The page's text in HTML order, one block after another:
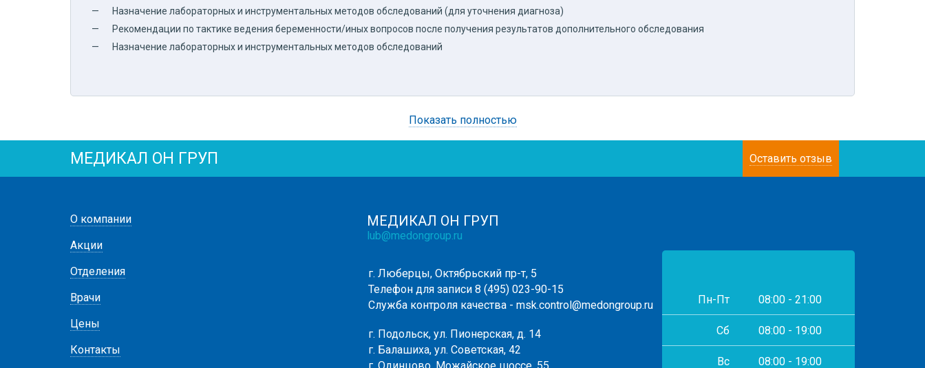
Назначение лабораторных и инструментальных методов обследований (для уточнения диагноза)
Рекомендации по тактике ведения беременности/иных вопросов после получения результатов дополнительного обследования
Назначение лабораторных и инструментальных методов обследований
Показать полностью
МЕДИКАЛ ОН ГРУП Оставить отзыв
О компании
Акции
Отделения
Врачи
Цены
Контакты
МЕДИКАЛ ОН ГРУП
lub@medongroup.ru
г. Люберцы, Октябрьский пр-т, 5
Телефон для записи 8 (495) 023-90-15
Служба контроля качества - msk.control@medongroup.ru
г. Подольск, ул. Пионерская, д. 14
г. Балашиха, ул. Советская, 42
Пн-Пт 08:00 - 21:00
Сб 08:00 - 19:00
Вс 08:00 - 19:00